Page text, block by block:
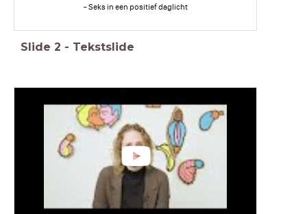
- Seks in een positief daglicht
Slide 2 - Tekstslide